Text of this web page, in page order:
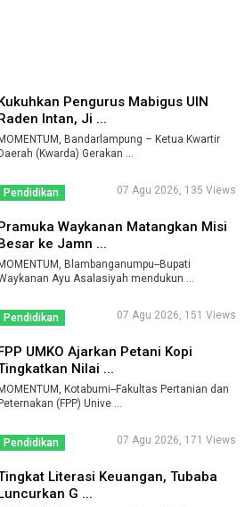
Kukuhkan Pengurus Mabigus UIN
Raden Intan, Ji ...
MOMENTUM, Bandarlampung – Ketua Kwartir
Daerah (Kwarda) Gerakan ...
Pendidikan 07 Agu 2026, 135 Views
Pramuka Waykanan Matangkan Misi
Besar ke Jamn ...
MOMENTUM, Blambanganumpu--Bupati
Ayu Asalasiyah mendukun ...
Pendidikan 07 Agu 2026, 151 Views
FPP UMKO Ajarkan Petani Kopi
Nilai ...
MOMENTUM, Kotabumi--Fakultas Pertanian dan
Peternakan (FPP) Unive ...
Pendidikan 07 Agu 2026, 171 Views
Literasi Keuangan, Tubaba
Luncurkan G ...